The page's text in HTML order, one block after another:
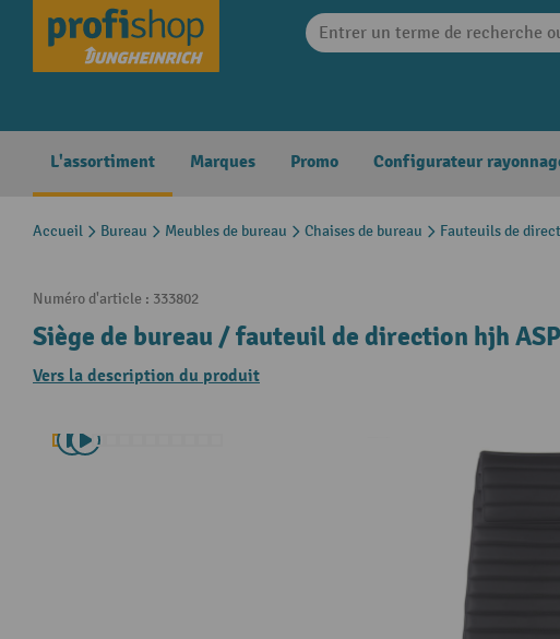
Skip to main navigation
L'assortiment Marques Promo Configurateur
Accueil Bureau Meubles de bureau Chaises de bureau Fauteuils de
Numéro d'article : 333802
Siège de bureau / fauteuil de direction hjh
Vers la description du produit